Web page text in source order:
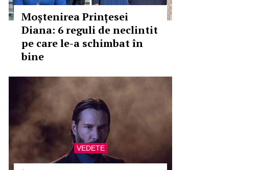
Moștenirea Prințesei
Diana: 6 reguli de neclintit
pe care le-a schimbat în
bine
VEDETE